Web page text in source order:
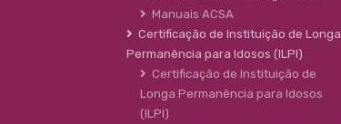
Manuais ACSA
Certificação de Instituição de Longa
Permanência para Idosos (ILPI)
Certificação de Instituição de
Longa Permanência para Idosos
(ILPI)